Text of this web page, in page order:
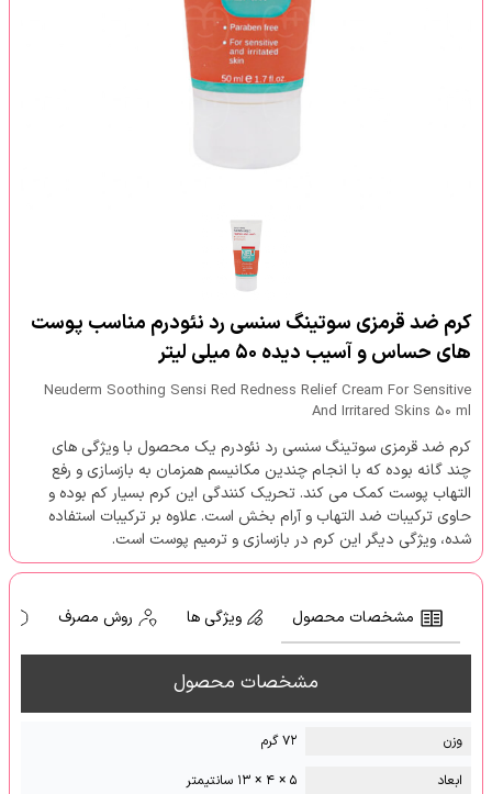
کرم ضد قرمزی سوتینگ سنسی رد نئودرم مناسب پوست
های حساس و آسیب دیده ۵۰ میلی لیتر
Neuderm Soothing Sensi Red Redness Relief Cream For Sensitive
And Irritared Skins 50 ml
کرم ضد قرمزی سوتینگ سنسی رد نئودرم یک محصول با ویژگی های
چند گانه بوده که با انجام چندین مکانیسم همزمان به بازسازی و رفع
التهاب پوست کمک می کند. تحریک کنندگی این کرم بسیار کم بوده و
حاوی ترکیبات ضد التهاب و آرام بخش است. علاوه بر ترکیبات استفاده
شده، ویژگی دیگر این کرم در بازسازی و ترمیم پوست است.
مشخصات محصول ویژگی ها روش مصرف
مشخصات محصول
وزن
۷۲ گرم
ابعاد
۵ × ۴ × ۱۳ سانتیمتر